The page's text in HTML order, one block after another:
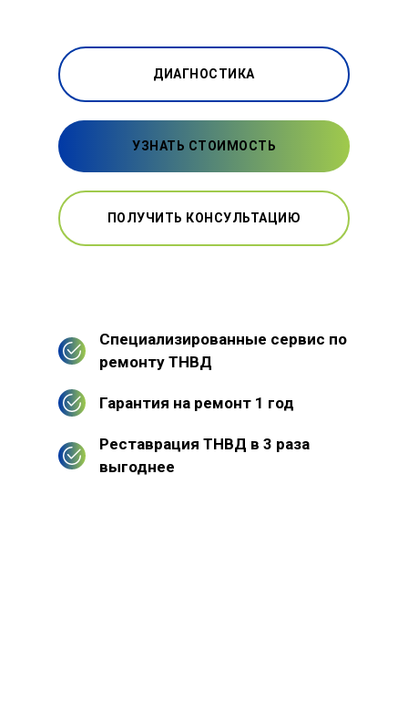
ДИАГНОСТИКА
УЗНАТЬ СТОИМОСТЬ
ПОЛУЧИТЬ КОНСУЛЬТАЦИЮ
Специализированные сервис по
ремонту ТНВД
Гарантия на ремонт 1 год
Реставрация ТНВД в 3 раза
выгоднее